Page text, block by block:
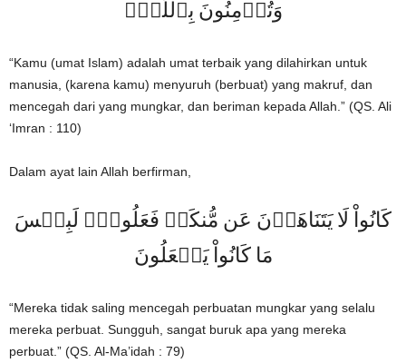
وَتُؤۡمِنُونَ بِٱللَّهِۗ
“Kamu (umat Islam) adalah umat terbaik yang dilahirkan untuk
manusia, (karena kamu) menyuruh (berbuat) yang makruf, dan
mencegah dari yang mungkar, dan beriman kepada Allah.” (QS. Ali
‘Imran : 110)
Dalam ayat lain Allah berfirman,
كَانُواْ لَا يَتَنَاهَوۡنَ عَن مُّنكَرٖ فَعَلُوهُۚ لَبِئۡسَ
مَا كَانُواْ يَفۡعَلُونَ
“Mereka tidak saling mencegah perbuatan mungkar yang selalu
mereka perbuat. Sungguh, sangat buruk apa yang mereka
perbuat.” (QS. Al-Ma’idah : 79)